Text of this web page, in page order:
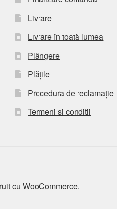
Livrare
Livrare în toată lumea
Plângere
Plățile
Procedura de reclamație
Termeni si conditii
cu WooCommerce.